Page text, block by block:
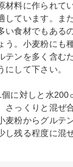
材料に作られて
しています。ま
い食材でもある
う。小麦粉にも
テンを多く含む
して下さい。
に対しと水
さっくりと混ぜ
麦粉からグルテ
し残る程度に混